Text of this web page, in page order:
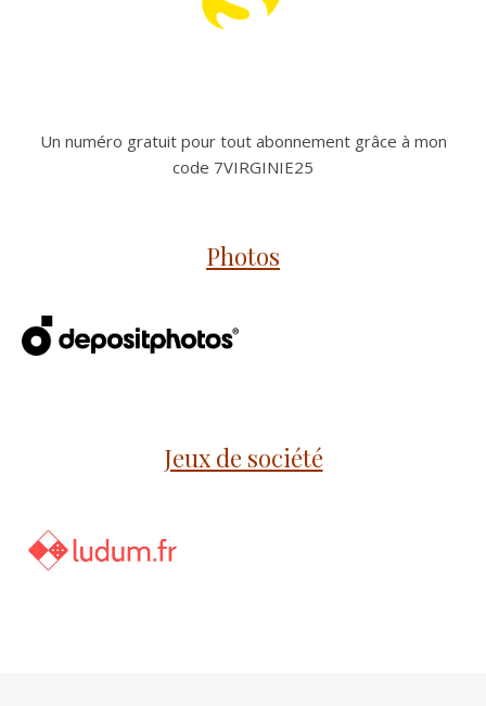
Un numéro gratuit pour tout abonnement grâce à mon
code 7VIRGINIE25
Photos
Jeux de société